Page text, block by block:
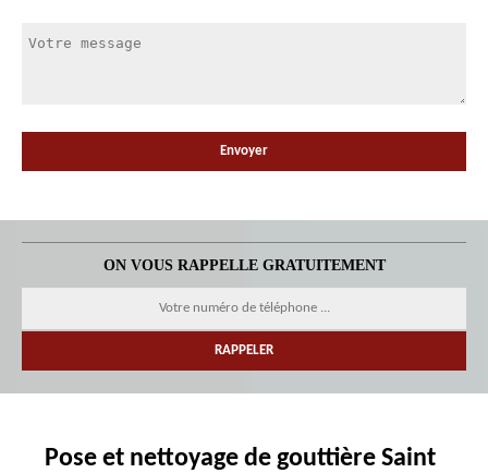
ON VOUS RAPPELLE GRATUITEMENT
Pose et nettoyage de gouttière Saint